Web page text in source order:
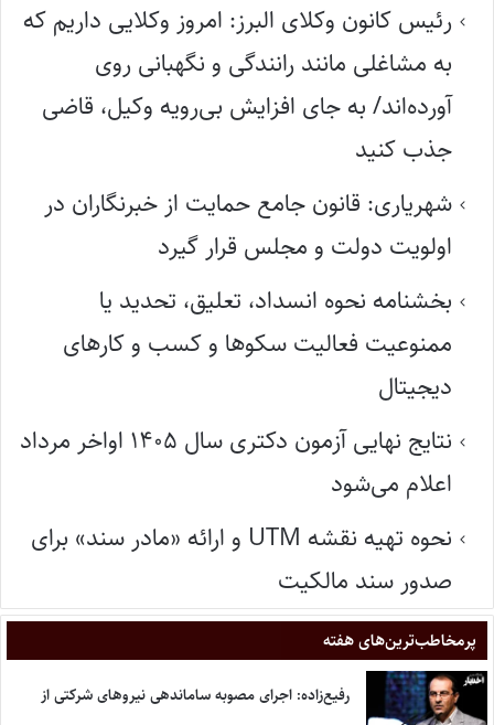
رئیس کانون وکلای البرز: امروز وکلایی داریم که
به مشاغلی مانند رانندگی و نگهبانی روی
آورده‌اند/ به جای افزایش بی‌رویه وکیل، قاضی
جذب کنید
شهریاری: قانون جامع حمایت از خبرنگاران در
اولویت دولت و مجلس قرار گیرد
بخشنامه نحوه انسداد، تعلیق، تحدید یا
ممنوعیت فعالیت سکوها و کسب و کارهای
دیجیتال
نتایج نهایی آزمون دکتری سال ۱۴۰۵ اواخر مرداد
اعلام می‌شود
نحوه تهیه نقشه UTM و ارائه «مادر سند» برای
صدور سند مالکیت
پر‌مخاطب‌ترین‌های هفته
رفیع‌زاده: اجرای مصوبه ساماندهی نیروهای شرکتی از